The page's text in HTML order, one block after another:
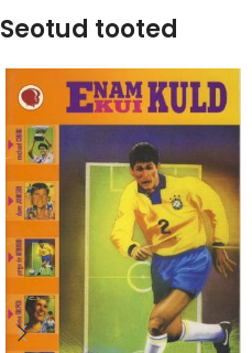
Seotud tooted